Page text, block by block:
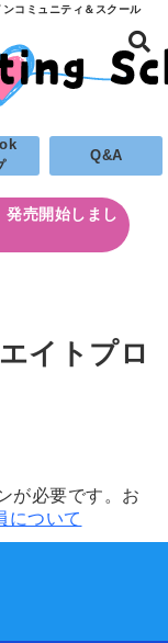
コミュニティ＆スクール
Q&A
売開始しまし
イトプロ
が必要です。お
について